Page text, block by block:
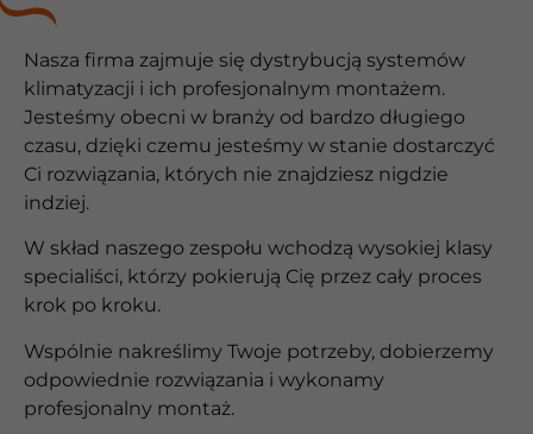
Nasza firma zajmuje się dystrybucją systemów
klimatyzacji i ich profesjonalnym montażem.
Jesteśmy obecni w branży od bardzo długiego
czasu, dzięki czemu jesteśmy w stanie dostarczyć
Ci rozwiązania, których nie znajdziesz nigdzie
indziej.
W skład naszego zespołu wchodzą wysokiej klasy
specialiści, którzy pokierują Cię przez cały proces
krok po kroku.
Wspólnie nakreślimy Twoje potrzeby, dobierzemy
odpowiednie rozwiązania i wykonamy
profesjonalny montaż.